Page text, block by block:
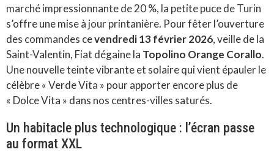
marché impressionnante de 20 %, la petite puce de Turin
s’offre une mise à jour printanière. Pour fêter l’ouverture
des commandes cevendredi 13 février 2026, veille de la
Saint-Valentin, Fiat dégaine la Topolino Orange Corallo.
Une nouvelle teinte vibrante et solaire qui vient épauler le
célèbre « Verde Vita » pour apporter encore plus de
« Dolce Vita » dans nos centres-villes saturés.
Un habitacle plus technologique : l’écran passe
au format XXL